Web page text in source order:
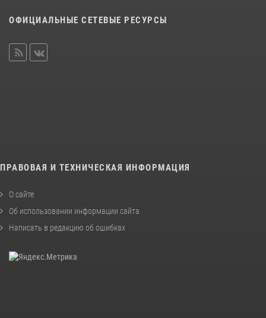
ОФИЦИАЛЬНЫЕ СЕТЕВЫЕ РЕСУРСЫ
ПРАВОВАЯ И ТЕХНИЧЕСКАЯ ИНФОРМАЦИЯ
О сайте
Об использовании информации сайта
Написать в редакцию об ошибках